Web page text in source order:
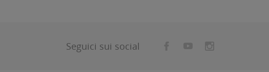
Seguici sui social